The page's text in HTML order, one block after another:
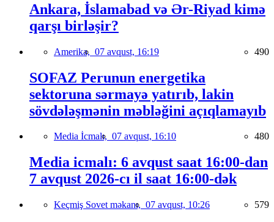
Ankara, İslamabad və Ər-Riyad kimə
qarşı birləşir?
Amerika, 07 avqust, 16:19 490
SOFAZ Perunun energetika
sektoruna sərmayə yatırıb, lakin
sövdələşmənin məbləğini açıqlamayıb
Media İcmalı, 07 avqust, 16:10 480
Media icmalı: 6 avqust saat 16:00-dan
7 avqust 2026-cı il saat 16:00-dək
Keçmiş Sovet məkanı, 07 avqust, 10:26 579